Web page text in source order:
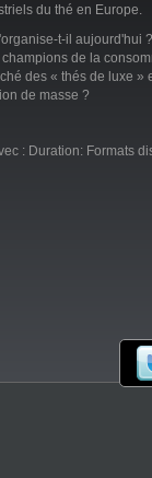
du thé en Europe.
t-il aujourd'hui
de la
des « thés de luxe »
de masse ?
: Duration: Formats